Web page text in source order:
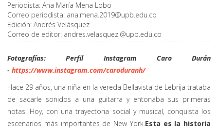
Periodista: Ana María Mena Lobo
Correo periodista: ana.mena.2019@upb.edu.co
Edición: Andrés Velásquez
Correo de editor: andres.velasquezi@upb.edu.co
Fotografías: Perfil Instagram Caro Durán
- https://www.instagram.com/caroduranh/
Hace 29 años, una niña en la vereda Bellavista de Lebrija trataba
de sacarle sonidos a una guitarra y entonaba sus primeras
notas. Hoy, con una trayectoria social y musical, conquista los
escenarios más importantes de New York.Esta es la historia